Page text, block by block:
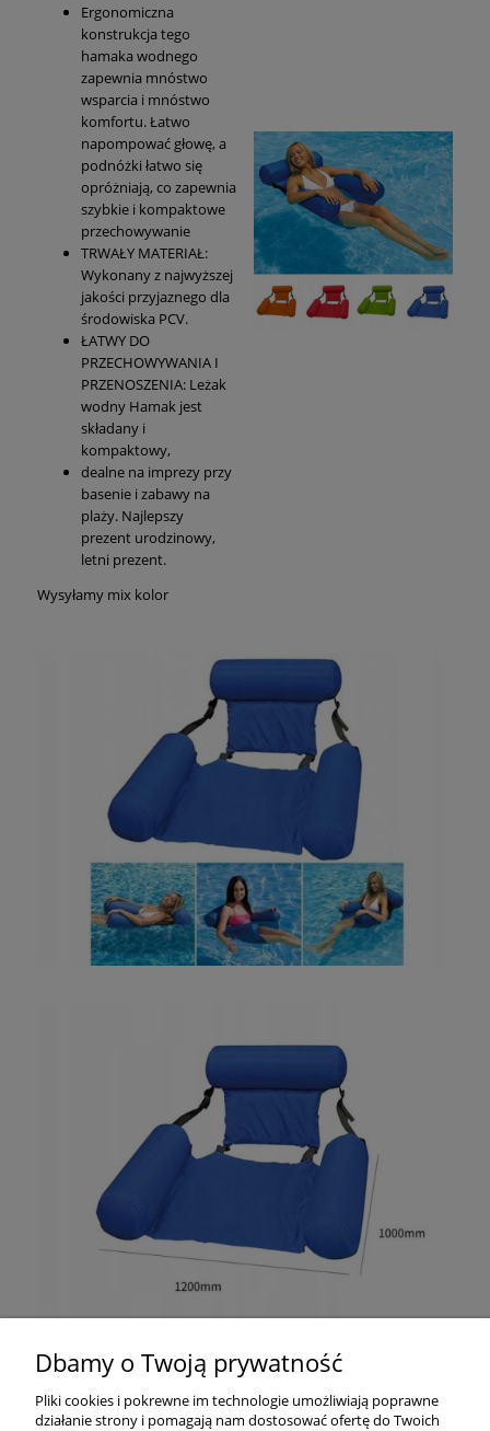
Ergonomiczna
konstrukcja tego
hamaka wodnego
zapewnia mnóstwo
wsparcia i mnóstwo
komfortu. Łatwo
napompować głowę, a
podnóżki łatwo się
opróżniają, co zapewnia
szybkie i kompaktowe
przechowywanie
TRWAŁY MATERIAŁ:
Wykonany z najwyższej
jakości przyjaznego dla
środowiska PCV.
ŁATWY DO
PRZECHOWYWANIA I
PRZENOSZENIA: Leżak
wodny Hamak jest
składany i
kompaktowy,
dealne na imprezy przy
basenie i zabawy na
plaży. Najlepszy
prezent urodzinowy,
letni prezent.
Wysyłamy mix kolor
Dbamy o Twoją prywatność
Pliki cookies i pokrewne im technologie umożliwiają poprawne
działanie strony i pomagają nam dostosować ofertę do Twoich